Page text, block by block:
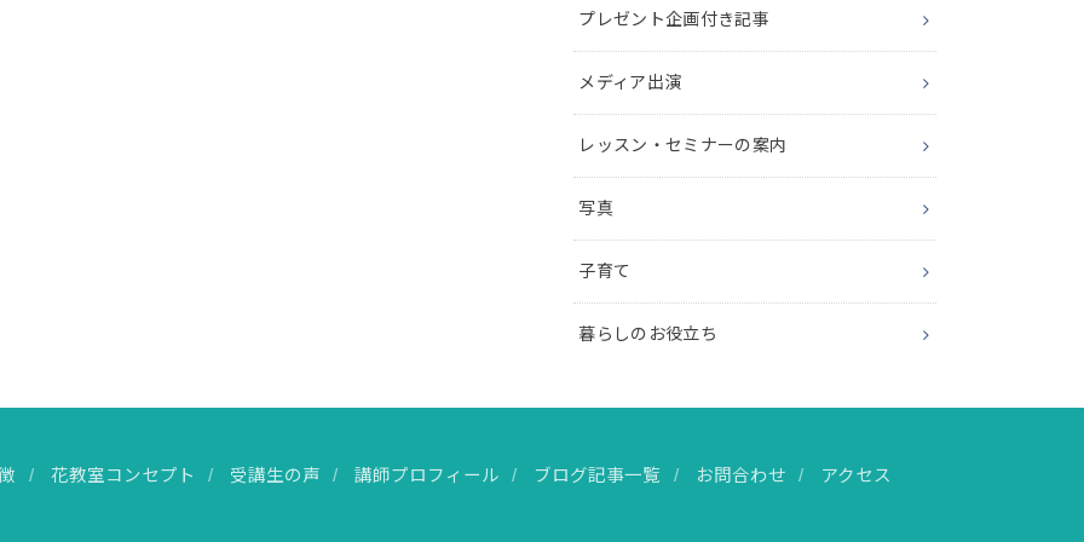
プレゼント企画付き記事
メディア出演
レッスン・セミナーの案内
写真
子育て
暮らしのお役立ち
花教室コンセプト 受講生の声 講師プロフィール ブログ記事一覧 お問合わせ アクセス